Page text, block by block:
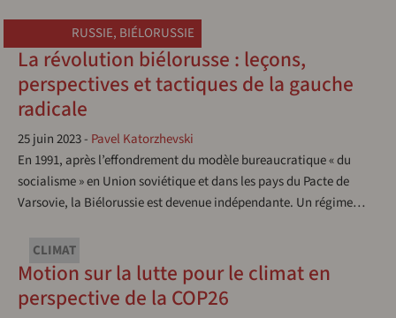
RUSSIE, BIÉLORUSSIE
La révolution biélorusse : leçons,
perspectives et tactiques de la gauche
radicale
25 juin 2023- Pavel Katorzhevski
En 1991, après l’effondrement du modèle bureaucratique « du
socialisme » en Union soviétique et dans les pays du Pacte de
Varsovie, la Biélorussie est devenue indépendante. Un régime…
CLIMAT
Motion sur la lutte pour le climat en
perspective de la COP26